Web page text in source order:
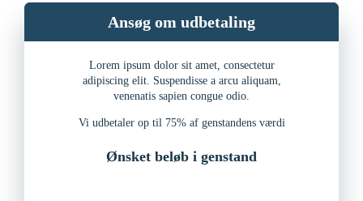
Ansøg om udbetaling
Lorem ipsum dolor sit amet, consectetur
adipiscing elit. Suspendisse a arcu aliquam,
venenatis sapien congue odio.
Vi udbetaler op til 75% af genstandens værdi
Ønsket beløb i genstand